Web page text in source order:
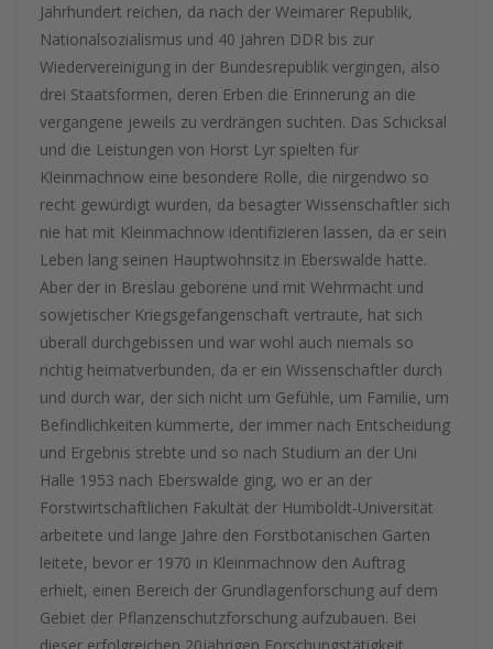
Jahrhundert reichen, da nach der Weimarer Republik,
Nationalsozialismus und 40 Jahren DDR bis zur
Wiedervereinigung in der Bundesrepublik vergingen, also
drei Staatsformen, deren Erben die Erinnerung an die
vergangene jeweils zu verdrängen suchten. Das Schicksal
und die Leistungen von Horst Lyr spielten für
Kleinmachnow eine besondere Rolle, die nirgendwo so
recht gewürdigt wurden, da besagter Wissenschaftler sich
nie hat mit Kleinmachnow identifizieren lassen, da er sein
Leben lang seinen Hauptwohnsitz in Eberswalde hatte.
Aber der in Breslau geborene und mit Wehrmacht und
sowjetischer Kriegsgefangenschaft vertraute, hat sich
überall durchgebissen und war wohl auch niemals so
richtig heimatverbunden, da er ein Wissenschaftler durch
und durch war, der sich nicht um Gefühle, um Familie, um
Befindlichkeiten kümmerte, der immer nach Entscheidung
und Ergebnis strebte und so nach Studium an der Uni
Halle 1953 nach Eberswalde ging, wo er an der
Forstwirtschaftlichen Fakultät der Humboldt-Universität
arbeitete und lange Jahre den Forstbotanischen Garten
leitete, bevor er 1970 in Kleinmachnow den Auftrag
erhielt, einen Bereich der Grundlagenforschung auf dem
Gebiet der Pflanzenschutzforschung aufzubauen. Bei